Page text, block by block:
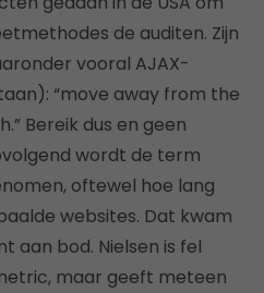
de auditen. Zijn
vooral AJAX-
“move away from the
Bereik dus en geen
wordt de term
oftewel hoe lang
websites. Dat kwam
aan bod. Nielsen is fel
maar geeft meteen